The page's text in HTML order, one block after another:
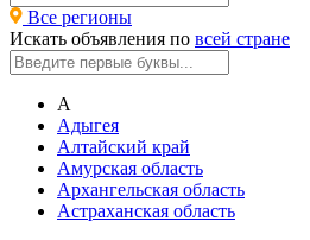
Все регионы
Искать объявления по всей стране
А
Адыгея
Алтайский край
Амурская область
Архангельская область
Астраханская область